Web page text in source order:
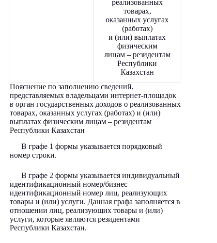
реализованных
товарах,
оказанных услугах
(работах)
и (или) выплатах
физическим
лицам – резидентам
Республики
Казахстан
Пояснение по заполнению сведений,
представляемых владельцами интернет-площадок
в орган государственных доходов о реализованных
товарах, оказанных услугах (работах) и (или)
выплатах физическим лицам – резидентам
Республики Казахстан
В графе 1 формы указывается порядковый
номер строки.
В графе 2 формы указывается индивидуальный
идентификационный номер/бизнес
идентификационный номер лиц, реализующих
товары и (или) услуги. Данная графа заполняется в
отношении лиц, реализующих товары и (или)
услуги, которые являются резидентами
Республики Казахстан.